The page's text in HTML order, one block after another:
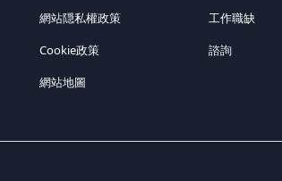
網站隠私權政策
Cookie政策
網站地圖
工作職缺
諮詢